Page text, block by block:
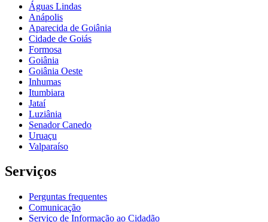
Águas Lindas
Anápolis
Aparecida de Goiânia
Cidade de Goiás
Formosa
Goiânia
Goiânia Oeste
Inhumas
Itumbiara
Jataí
Luziânia
Senador Canedo
Uruaçu
Valparaíso
Serviços
Perguntas frequentes
Comunicação
Serviço de Informação ao Cidadão